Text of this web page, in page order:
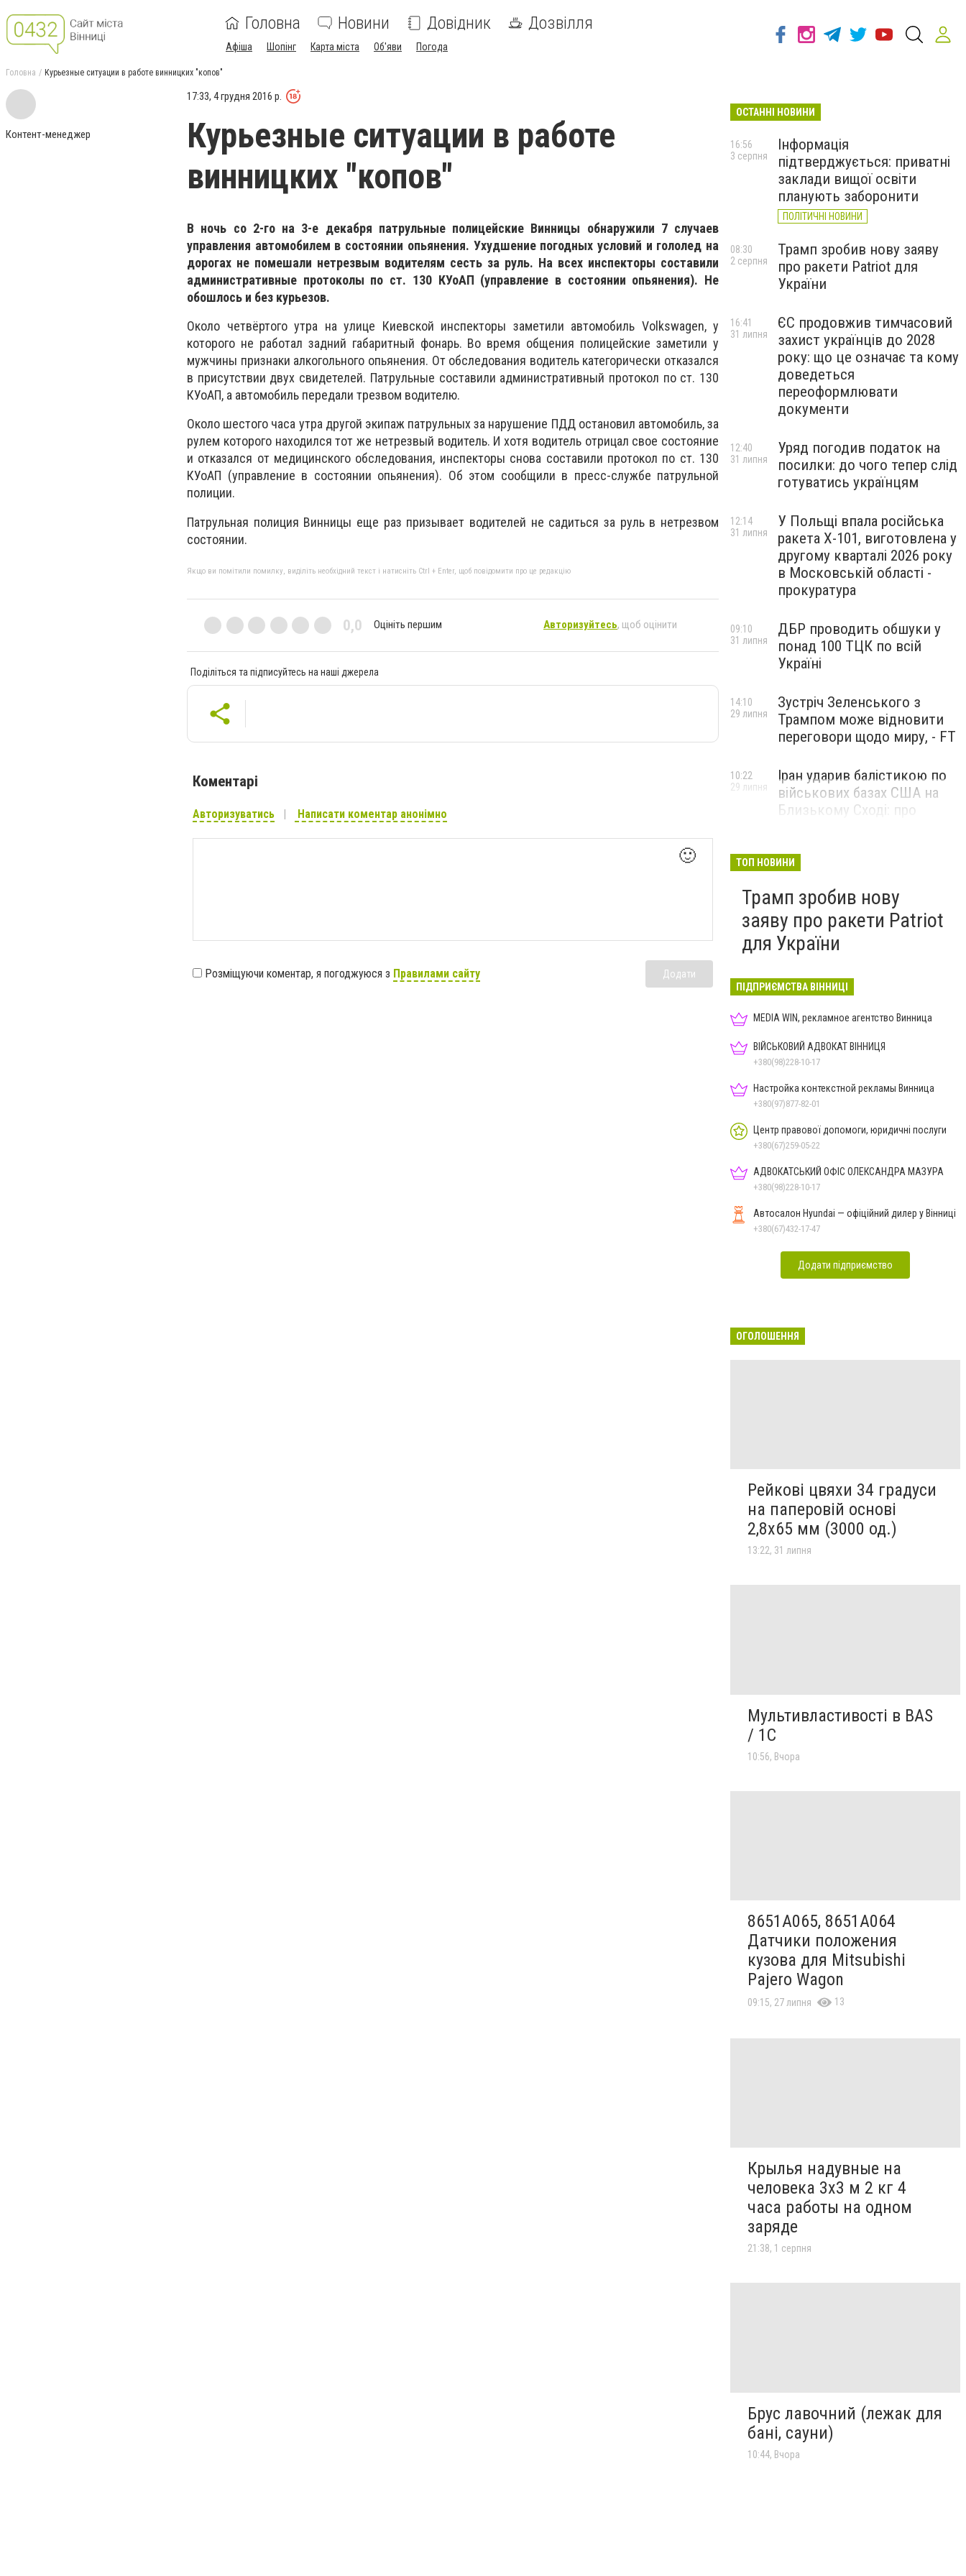
Головна Новини Довідник Дозвілля
Афіша Шопінг Карта міста Об'яви Погода
Головна Курьезные ситуации в работе винницких "копов"
Контент-менеджер
17:33, 4 грудня 2016 р.
Курьезные ситуации в работе
винницких "копов"
В ночь со 2-го на 3-е декабря патрульные полицейские Винницы обнаружили 7 случаев
управления автомобилем в состоянии опьянения. Ухудшение погодных условий и гололед на
дорогах не помешали нетрезвым водителям сесть за руль. На всех инспекторы составили
административные протоколы по ст. 130 КУоАП (управление в состоянии опьянения). Не
обошлось и без курьезов.
Около четвёртого утра на улице Киевской инспекторы заметили автомобиль Volkswagen, у
которого не работал задний габаритный фонарь. Во время общения полицейские заметили у
мужчины признаки алкогольного опьянения. От обследования водитель категорически отказался
в присутствии двух свидетелей. Патрульные составили административный протокол по ст. 130
КУоАП, а автомобиль передали трезвом водителю.
Около шестого часа утра другой экипаж патрульных за нарушение ПДД остановил автомобиль, за
рулем которого находился тот же нетрезвый водитель. И хотя водитель отрицал свое состояние
и отказался от медицинского обследования, инспекторы снова составили протокол по ст. 130
КУоАП (управление в состоянии опьянения). Об этом сообщили в пресс-службе патрульной
полиции.
Патрульная полиция Винницы еще раз призывает водителей не садиться за руль в нетрезвом
состоянии.
Якщо ви помітили помилку, виділіть необхідний текст і натисніть Ctrl + Enter, щоб повідомити про це редакцію
0,0 Оцініть першим Авторизуйтесь, щоб оцінити
Поділіться та підписуйтесь на наші джерела
Коментарі
Авторизуватись Написати коментар анонімно
🙂
Розміщуючи коментар, я погоджуюся з Правилами сайту Додати
ОСТАННІ НОВИНИ
Інформація
підтверджується: приватні
заклади вищої освіти
планують заборонити
ПОЛІТИЧНІ НОВИНИ
16:56
3 серпня
Трамп зробив нову заяву
про ракети Patriot для
України
08:30
2 серпня
ЄС продовжив тимчасовий
захист українців до 2028
року: що це означає та кому
доведеться
переоформлювати
документи
16:41
31 липня
Уряд погодив податок на
посилки: до чого тепер слід
готуватись українцям
12:40
31 липня
У Польщі впала російська
ракета X-101, виготовлена у
другому кварталі 2026 року
в Московській області -
прокуратура
12:14
31 липня
ДБР проводить обшуки у
понад 100 ТЦК по всій
Україні
09:10
31 липня
Зустріч Зеленського з
Трампом може відновити
переговори щодо миру, - FT
14:10
29 липня
Іран ударив балістикою по
військових базах США на
Близькому Сході: про
10:22
29 липня
ТОП НОВИНИ
Трамп зробив нову
заяву про ракети Patriot
для України
ПІДПРИЄМСТВА ВІННИЦІ
MEDIA WIN, рекламное агентство Винница
ВІЙСЬКОВИЙ АДВОКАТ ВІННИЦЯ
+380(98)228-10-17
Настройка контекстной рекламы Винница
+380(97)877-82-01
Центр правової допомоги, юридичні послуги
+380(67)259-05-22
АДВОКАТСЬКИЙ ОФІС ОЛЕКСАНДРА МАЗУРА
+380(98)228-10-17
Автосалон Hyundai — офіційний дилер у Вінниці
+380(67)432-17-47
Додати підприємство
ОГОЛОШЕННЯ
Рейкові цвяхи 34 градуси
на паперовій основі
2,8х65 мм (3000 од.)
13:22, 31 липня
Мультивластивості в BAS
/ 1C
10:56, Вчора
8651A065, 8651A064
Датчики положения
кузова для Mitsubishi
Pajero Wagon
09:15, 27 липня 13
Крылья надувные на
человека 3х3 м 2 кг 4
часа работы на одном
заряде
21:38, 1 серпня
Брус лавочний (лежак для
бані, сауни)
10:44, Вчора